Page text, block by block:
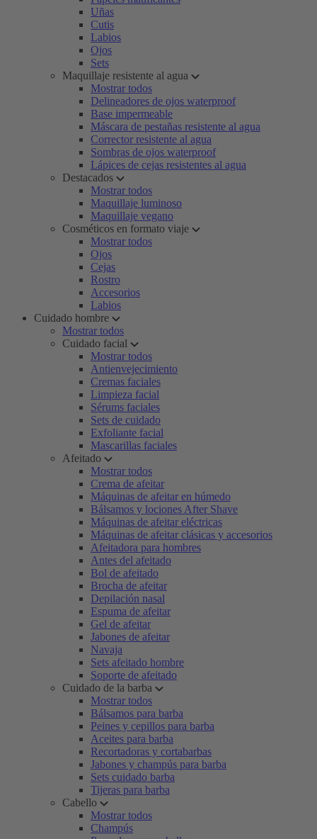
Uñas
Cutis
Labios
Ojos
Sets
Maquillaje resistente al agua
Mostrar todos
Delineadores de ojos waterproof
Base impermeable
Máscara de pestañas resistente al agua
Corrector resistente al agua
Sombras de ojos waterproof
Lápices de cejas resistentes al agua
Destacados
Mostrar todos
Maquillaje luminoso
Maquillaje vegano
Cosméticos en formato viaje
Mostrar todos
Ojos
Cejas
Rostro
Accesorios
Labios
Cuidado hombre
Mostrar todos
Cuidado facial
Mostrar todos
Antienvejecimiento
Cremas faciales
Limpieza facial
Sérums faciales
Sets de cuidado
Exfoliante facial
Mascarillas faciales
Afeitado
Mostrar todos
Crema de afeitar
Máquinas de afeitar en húmedo
Bálsamos y lociones After Shave
Máquinas de afeitar eléctricas
Máquinas de afeitar clásicas y accesorios
Afeitadora para hombres
Antes del afeitado
Bol de afeitado
Brocha de afeitar
Depilación nasal
Espuma de afeitar
Gel de afeitar
Jabones de afeitar
Navaja
Sets afeitado hombre
Soporte de afeitado
Cuidado de la barba
Mostrar todos
Bálsamos para barba
Peines y cepillos para barba
Aceites para barba
Recortadoras y cortabarbas
Jabones y champús para barba
Sets cuidado barba
Tijeras para barba
Cabello
Mostrar todos
Champús